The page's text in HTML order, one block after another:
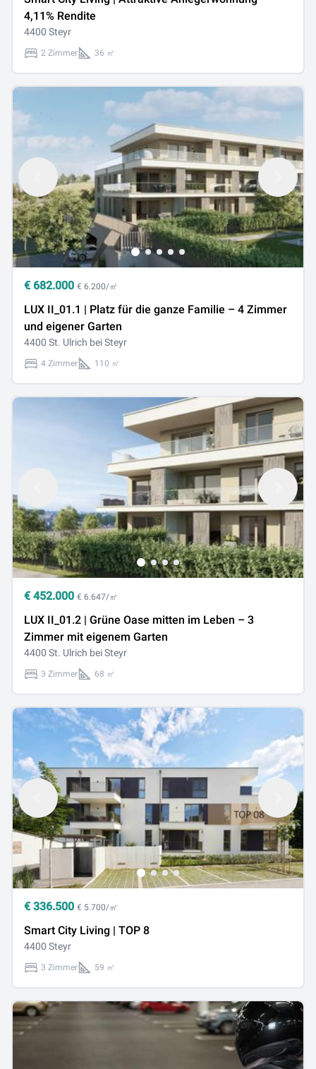
4,11% Rendite
4400 Steyr
2 Zimmer 36 ㎡
€ 682.000 € 6.200/㎡
LUX II_01.1 | Platz für die ganze Familie – 4 Zimmer
und eigener Garten
4400 St. Ulrich bei Steyr
4 Zimmer 110 ㎡
€ 452.000 € 6.647/㎡
LUX II_01.2 | Grüne Oase mitten im Leben – 3
Zimmer mit eigenem Garten
4400 St. Ulrich bei Steyr
3 Zimmer 68 ㎡
€ 336.500 € 5.700/㎡
Smart City Living | TOP 8
4400 Steyr
3 Zimmer 59 ㎡